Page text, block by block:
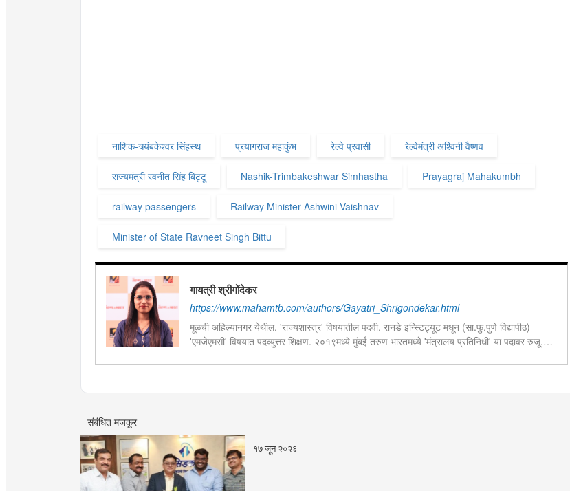
नाशिक-त्र्यंबकेश्वर सिंहस्थ प्रयागराज महाकुंभ रेल्वे प्रवासी रेल्वेमंत्री अश्विनी वैष्णव
राज्यमंत्री रवनीत सिंह बिट्टू Nashik-Trimbakeshwar Simhastha Prayagraj Mahakumbh
railway passengers Railway Minister Ashwini Vaishnav
Minister of State Ravneet Singh Bittu
गायत्री श्रीगोंदेकर
https://www.mahamtb.com/authors/Gayatri_Shrigondekar.html
मूळची अहिल्यानगर येथील. 'राज्यशास्त्र' विषयातील पदवी. रानडे इन्स्टिट्यूट मधून (सा.फु.पुणे विद्यापीठ)
'एमजेएमसी' विषयात पदव्युत्तर शिक्षण. २०१९मध्ये मुंबई तरुण भारतमध्ये 'मंत्रालय प्रतिनिधी' या पदावर रुजू.
संबंधित मजकूर
१७ जून २०२६